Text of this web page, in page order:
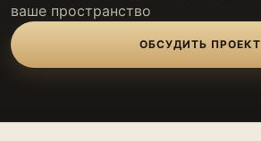
ваше пространство
ОБСУДИТЬ ПРОЕКТ